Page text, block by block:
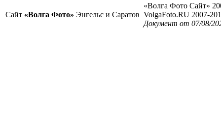
Сайт «Волга Фото» Энгельс и Саратов
«Волга Фото Сайт»
VolgaFoto.RU 2007-
Документ от 07/08/